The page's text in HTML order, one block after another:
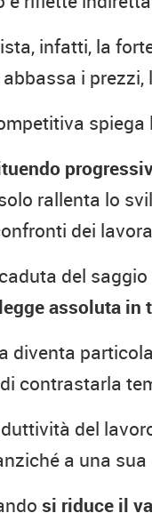
infatti, la
i
rallenta lo
dei
del
assoluta in
diventa
contrastarla
del
a una
si riduce il